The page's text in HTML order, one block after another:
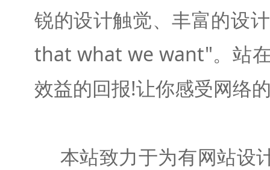
锐的设计触觉、丰富的设
that what we want"。站
效益的回报!让你感受网络
本站致力于为有网站设